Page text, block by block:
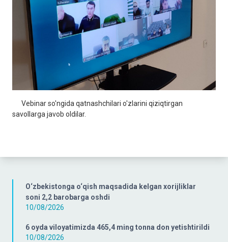
O‘zbekistonga o‘qish maqsadida kelgan xorijliklar
soni 2,2 barobarga oshdi
10/08/2026
6 oyda viloyatimizda 465,4 ming tonna don yetishtirildi
10/08/2026
Vebinar so'ngida qatnashchilari o'zlarini qiziqtirgan
savollarga javob oldilar.